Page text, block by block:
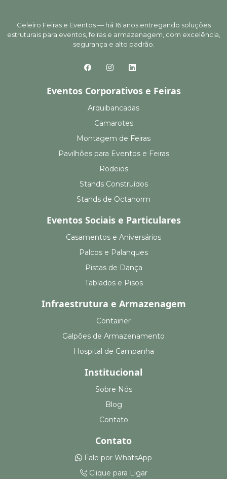
Celeiro Feiras e Eventos — há 16 anos entregando soluções
estruturais para eventos, feiras e armazenagem, com excelência,
segurança e alto padrão.
Eventos Corporativos e Feiras
Arquibancadas
Camarotes
Montagem de Feiras
Pavilhões para Eventos e Feiras
Rodeios
Stands Construídos
Stands de Octanorm
Eventos Sociais e Particulares
Casamentos e Aniversários
Palcos e Palanques
Pistas de Dança
Tablados e Pisos
Infraestrutura e Armazenagem
Container
Galpões de Armazenamento
Hospital de Campanha
Institucional
Sobre Nós
Blog
Contato
Contato
Fale por WhatsApp
Clique para Ligar